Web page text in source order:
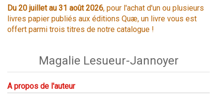
Du 20 juillet au 31 août 2026, pour l'achat d'un ou plusieurs
livres papier publiés aux éditions Quæ, un livre vous est
offert parmi trois titres de notre catalogue !
Magalie Lesueur-Jannoyer
A propos de l'auteur